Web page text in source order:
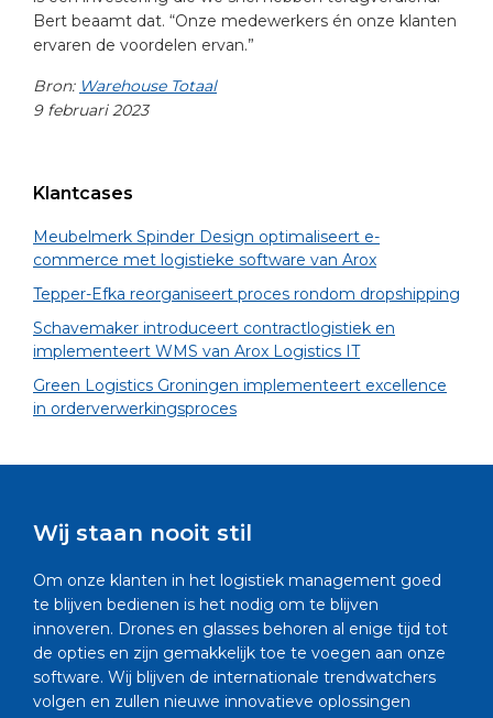
Bert beaamt dat. “Onze medewerkers én onze klanten
ervaren de voordelen ervan.”
Bron: Warehouse Totaal
9 februari 2023
Primary
Sidebar
Klantcases
Meubelmerk Spinder Design optimaliseert e-
commerce met logistieke software van Arox
Tepper-Efka reorganiseert proces rondom dropshipping
Schavemaker introduceert contractlogistiek en
implementeert WMS van Arox Logistics IT
Green Logistics Groningen implementeert excellence
in orderverwerkingsproces
Wij staan nooit stil
Om onze klanten in het logistiek management goed
te blijven bedienen is het nodig om te blijven
innoveren. Drones en glasses behoren al enige tijd tot
de opties en zijn gemakkelijk toe te voegen aan onze
software. Wij blijven de internationale trendwatchers
volgen en zullen nieuwe innovatieve oplossingen